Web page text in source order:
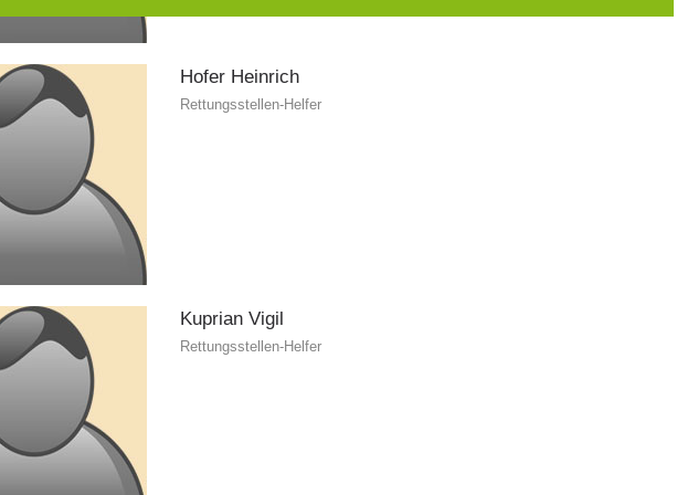
Hofer Heinrich
Rettungsstellen-Helfer
Kuprian Vigil
Rettungsstellen-Helfer